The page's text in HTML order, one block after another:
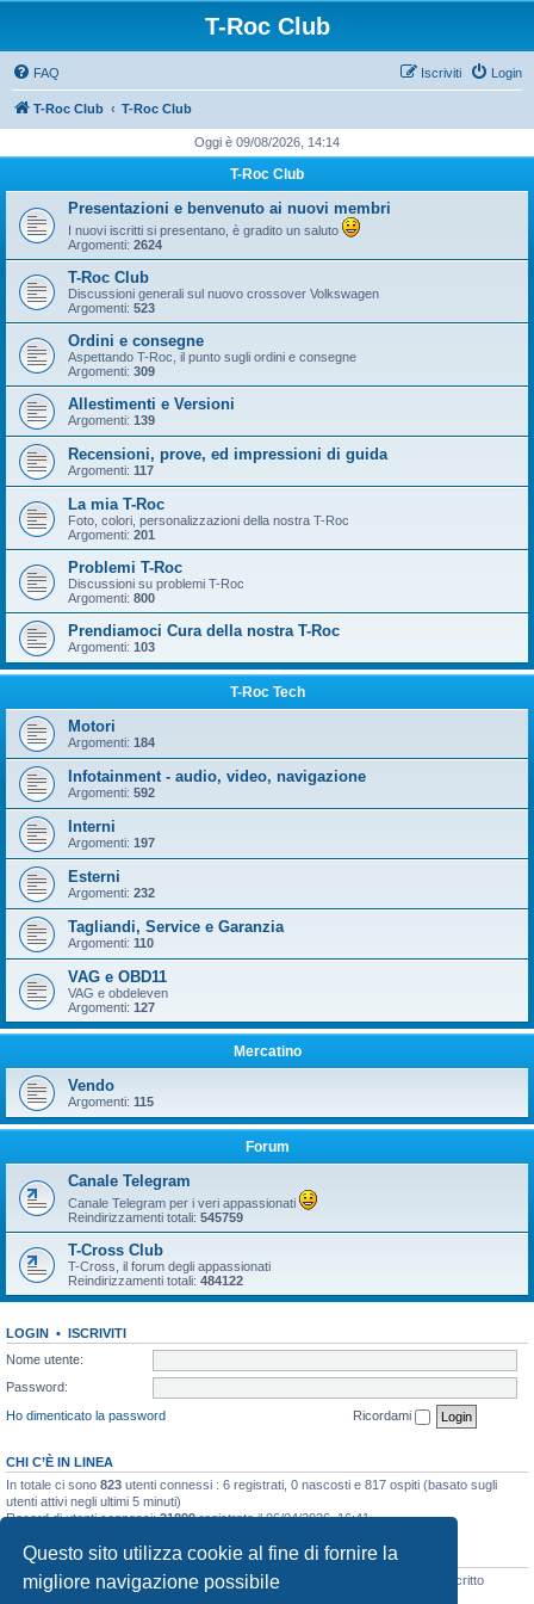
Questo sito utilizza cookie al fine di fornire la
migliore navigazione possibile
T-Roc Club
FAQ Login
Iscriviti
T-Roc Club T-Roc Club
Oggi è 09/08/2026, 14:14
T-Roc Club
Presentazioni e benvenuto ai nuovi membri
I nuovi iscritti si presentano, è gradito un saluto
Argomenti: 2624
T-Roc Club
Discussioni generali sul nuovo crossover Volkswagen
Argomenti: 523
Ordini e consegne
Aspettando T-Roc, il punto sugli ordini e consegne
Argomenti: 309
Allestimenti e Versioni
Argomenti: 139
Recensioni, prove, ed impressioni di guida
Argomenti: 117
La mia T-Roc
Foto, colori, personalizzazioni della nostra T-Roc
Argomenti: 201
Problemi T-Roc
Discussioni su problemi T-Roc
Argomenti: 800
Prendiamoci Cura della nostra T-Roc
Argomenti: 103
T-Roc Tech
Motori
Argomenti: 184
Infotainment - audio, video, navigazione
Argomenti: 592
Interni
Argomenti: 197
Esterni
Argomenti: 232
Tagliandi, Service e Garanzia
Argomenti: 110
VAG e OBD11
VAG e obdeleven
Argomenti: 127
Mercatino
Vendo
Argomenti: 115
Forum
Canale Telegram
Canale Telegram per i veri appassionati
Reindirizzamenti totali: 545759
T-Cross Club
T-Cross, il forum degli appassionati
Reindirizzamenti totali: 484122
LOGIN • ISCRIVITI
Nome utente:
Password:
Ho dimenticato la password
Ricordami
CHI C’È IN LINEA
In totale ci sono 823 utenti connessi : 6 registrati, 0 nascosti e 817 ospiti (basato sugli
utenti attivi negli ultimi 5 minuti)
Record di utenti connessi:21899registrato il 06/04/2026, 16:41
STATISTICHE
Totale messaggi48133• Totale argomenti 3073• Totale iscritti
• Ultimo iscritto
simo.giagnorio